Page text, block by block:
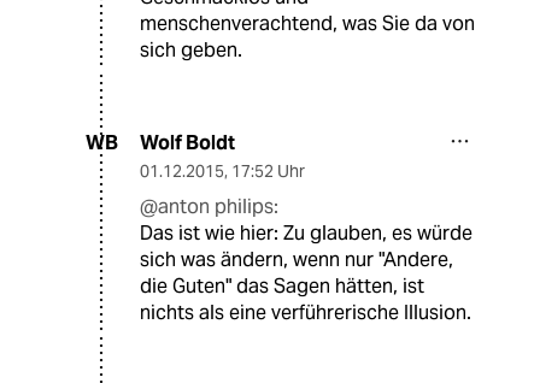
menschenverachtend, was Sie da von
sich geben.
WB Wolf Boldt
01.12.2015, 17:52 Uhr
@anton philips:
Das ist wie hier: Zu glauben, es würde
sich was ändern, wenn nur "Andere,
die Guten" das Sagen hätten, ist
nichts als eine verführerische Illusion.